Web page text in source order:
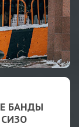
БАНДЫ